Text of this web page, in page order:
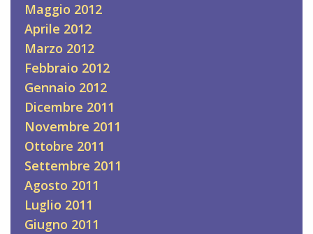
Maggio 2012
Aprile 2012
Marzo 2012
Febbraio 2012
Gennaio 2012
Dicembre 2011
Novembre 2011
Ottobre 2011
Settembre 2011
Agosto 2011
Luglio 2011
Giugno 2011